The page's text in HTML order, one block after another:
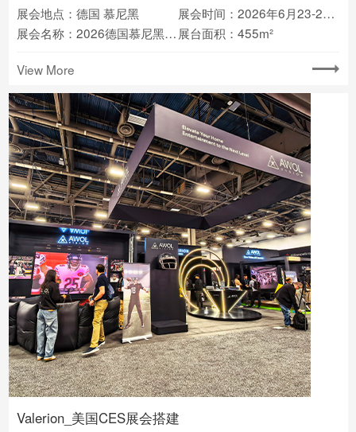
展会地点：德国 慕尼黑
展会时间：2026年6月23-25日
展会名称：2026德国慕尼黑光伏储能展览会intersolar 展台面积：455m²
View More
Valerion_美国CES展会搭建